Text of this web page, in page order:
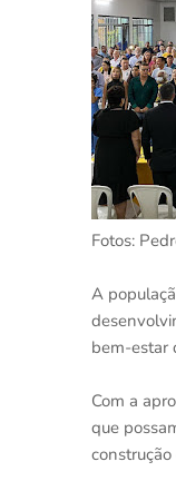
Fotos:
A
bem-estar
Com a
que